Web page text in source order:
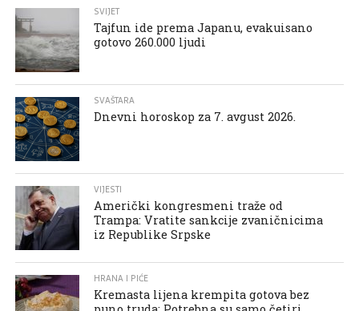
SVIJET
Tajfun ide prema Japanu, evakuisano
gotovo 260.000 ljudi
SVAŠTARA
Dnevni horoskop za 7. avgust 2026.
VIJESTI
Američki kongresmeni traže od
Trampa: Vratite sankcije zvaničnicima
iz Republike Srpske
HRANA I PIĆE
Kremasta lijena krempita gotova bez